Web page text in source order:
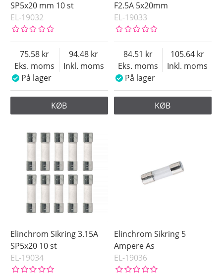
SP5x20 mm 10 st
EL-19032
Eks. moms
75.58
Inkl. moms
94.48
På lager
KØB
F2.5A 5x20mm
EL-19033
Eks. moms
84.51
Inkl. moms
105.64
På lager
KØB
Elinchrom Sikring 3.15A
SP5x20 10 st
EL-19034
Elinchrom Sikring 5
Ampere As
EL-19036